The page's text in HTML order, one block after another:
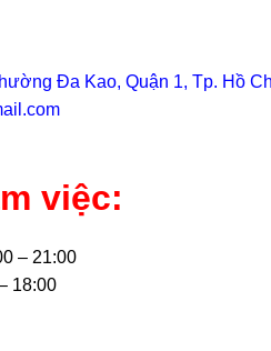
Đa Kao, Quận 1, Tp. Hồ
việc:
– 21:00
18:00